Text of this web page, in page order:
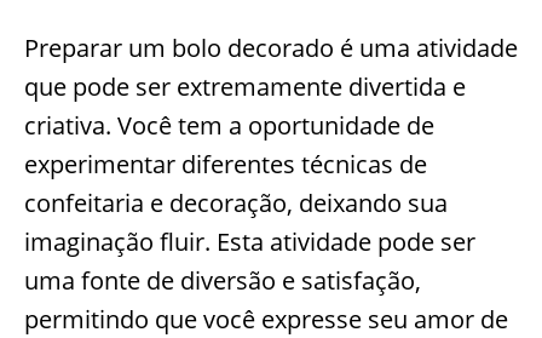
Preparar um bolo decorado é uma atividade
que pode ser extremamente divertida e
criativa. Você tem a oportunidade de
experimentar diferentes técnicas de
confeitaria e decoração, deixando sua
imaginação fluir. Esta atividade pode ser
uma fonte de diversão e satisfação,
permitindo que você expresse seu amor de